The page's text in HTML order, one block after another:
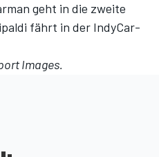
geht in die zweite
fährt in der IndyCar-
Images.